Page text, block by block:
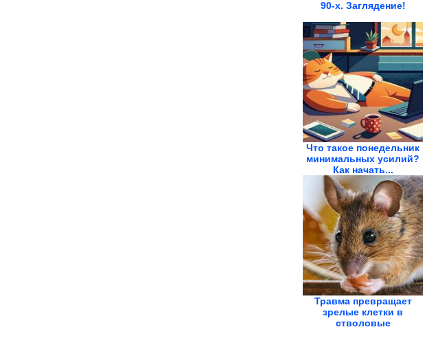
90-х. Заглядение!
Что такое понедельник
минимальных усилий?
Как начать...
Травма превращает
зрелые клетки в
стволовые